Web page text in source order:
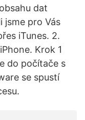
dat
jsme pro Vás
iTunes. 2.
Krok 1
do počítače s
se spustí